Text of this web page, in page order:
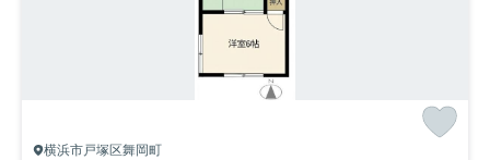
横浜市戸塚区舞岡町